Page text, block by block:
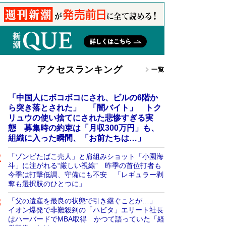
アクセスランキング 一覧
「中国人にボコボコにされ、ビルの6階か
ら突き落とされた」 「闇バイト」 トク
リュウの使い捨てにされた悲惨すぎる実
態 募集時の約束は「月収300万円」も、
組織に入った瞬間、「お前たちは…」
「ゾンビたばこ売人」と肩組みショット「小園海
斗」に注がれる“厳しい視線” 昨季の首位打者も
今季は打撃低調、守備にも不安 「レギュラー剥
奪も選択肢のひとつに」
「父の遺産を最良の状態で引き継ぐことが…」
イオン爆発で非難殺到の「ハビタ」エリート社長
はハーバードでMBA取得 かつて語っていた「経